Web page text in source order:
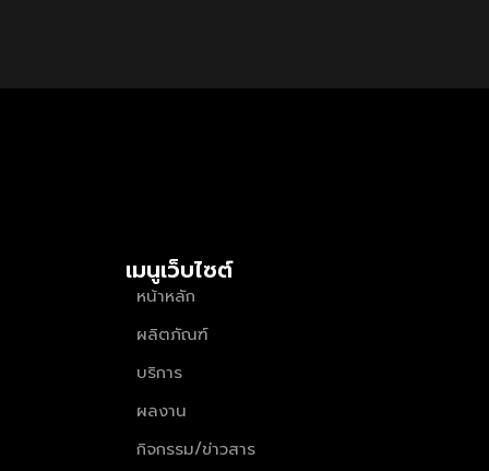
เมนูเว็บไซต์
หน้าหลัก
ผลิตภัณฑ์
บริการ
ผลงาน
กิจกรรม/ข่าวสาร